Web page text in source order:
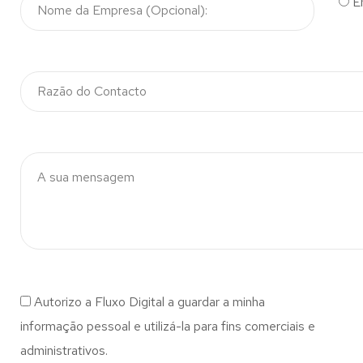
Autorizo a Fluxo Digital a guardar a minha
informação pessoal e utilizá-la para fins comerciais e
administrativos.